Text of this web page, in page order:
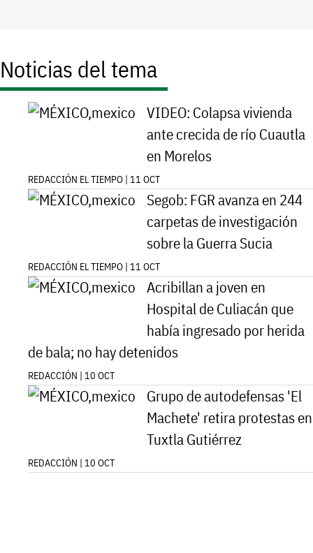
Noticias del tema
VIDEO: Colapsa vivienda
ante crecida de río Cuautla
en Morelos
REDACCIÓN EL TIEMPO | 11 OCT
Segob: FGR avanza en 244
carpetas de investigación
sobre la Guerra Sucia
REDACCIÓN EL TIEMPO | 11 OCT
Acribillan a joven en
Hospital de Culiacán que
había ingresado por herida
de bala; no hay detenidos
REDACCIÓN | 10 OCT
Grupo de autodefensas 'El
Machete' retira protestas en
Tuxtla Gutiérrez
REDACCIÓN | 10 OCT